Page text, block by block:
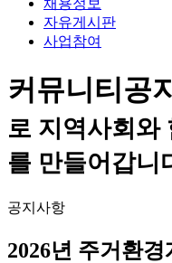
자유게시판
사업참여
커뮤니티공
로 지역사회와
를 만들어갑니
공지사항
2026년 주거환